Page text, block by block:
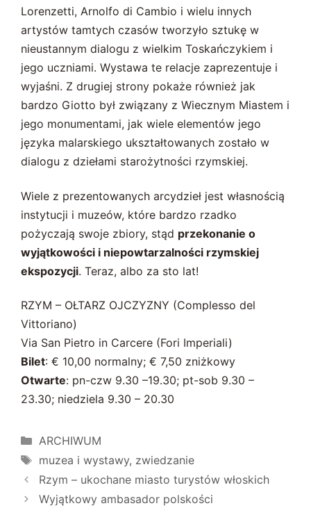
Lorenzetti, Arnolfo di Cambio i wielu innych
artystów tamtych czasów tworzyło sztukę w
nieustannym dialogu z wielkim Toskańczykiem i
jego uczniami. Wystawa te relacje zaprezentuje i
wyjaśni. Z drugiej strony pokaże również jak
bardzo Giotto był związany z Wiecznym Miastem i
jego monumentami, jak wiele elementów jego
języka malarskiego ukształtowanych zostało w
dialogu z dziełami starożytności rzymskiej.
Wiele z prezentowanych arcydzieł jest własnością
instytucji i muzeów, które bardzo rzadko
pożyczają swoje zbiory, stąd przekonanie o
wyjątkowości i niepowtarzalności rzymskiej
ekspozycji. Teraz, albo za sto lat!
RZYM – OŁTARZ OJCZYZNY (Complesso del
Vittoriano)
Via San Pietro in Carcere (Fori Imperiali)
Bilet: € 10,00 normalny; € 7,50 zniżkowy
Otwarte: pn-czw 9.30 –19.30; pt-sob 9.30 –
23.30; niedziela 9.30 – 20.30
Kategorie
ARCHIWUM
Tagi
muzea i wystawy, zwiedzanie
Rzym – ukochane miasto turystów włoskich
Wyjątkowy ambasador polskości